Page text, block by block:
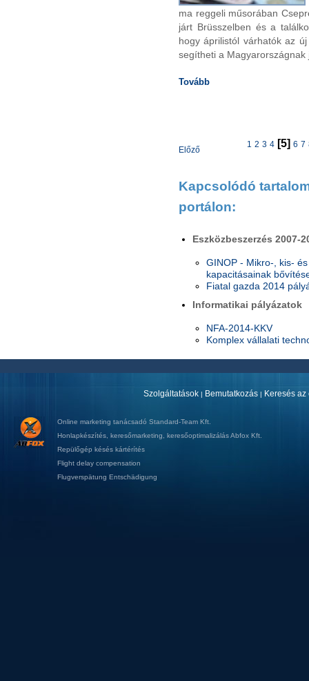
ma reggeli műsorában
járt Brüsszelben és a
hogy áprilistól várhatók az
segítheti a Magyarországnak
Tovább
Előző
1 2 3 4 [5] 6 7
Kapcsolódó
portálon:
Eszközbeszerzés 2007-
GINOP - Mikro-, kis-
kapacitásainak
Fiatal gazda 2014
Informatikai pályázatok
NFA-2014-KKV
Komplex vállalati
Szolgáltatások | Bemutatkozás | Keresés
Online marketing tanácsadó Standard-Team Kft.
Honlapkészítés keresőmarketing keresőoptimalizálásAbfox Kft.
Repülőgép késés kártérítés
Flight delay compensation
Flugverspätung Entschädigung